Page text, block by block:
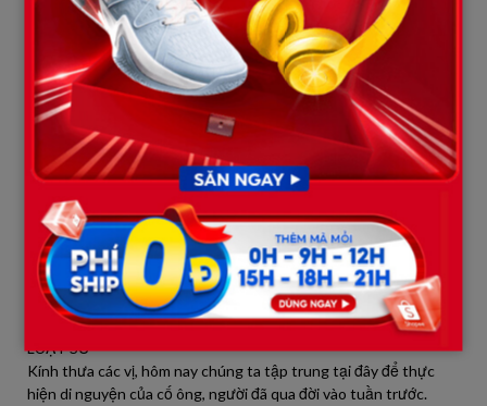
áo `Hạnh`, còn bé An ba tuổi ngủ gật trên vai mẹ, gương mặt
thơ ngây không biết gì.
`Hạnh` mặc một bộ đồ đen đơn giản, gương mặt cô điềm tĩnh
đến lạ. Ánh mắt cô không biểu lộ quá nhiều cảm xúc, chỉ thỉnh
thoảng liếc nhìn những người thân bên chồng đang thì thầm,
trao đổi với nhau những ánh nhìn đầy tính toán. Họ vốn dĩ đã
không ưa `Hạnh`, và giờ đây, cái chết của `Người chồng` chỉ càng
làm khoảng cách ấy thêm rộng lớn, với một ẩn ý rõ ràng về việc
phân chia tài sản.
Vị Luật sư già, với mái tóc bạc trắng và cặp kính dày cộp, đặt xấp
tài liệu dày lên bàn. Ông chậm rãi hắng giọng, thu hút sự chú ý
của tất cả mọi người.
LUẬT SƯ
Kính thưa các vị, hôm nay chúng ta tập trung tại đây để thực
hiện di nguyện của cố ông, người đã qua đời vào tuần trước.